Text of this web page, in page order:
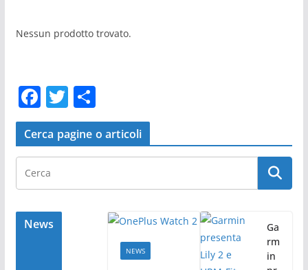
Nessun prodotto trovato.
F
a
c
e
b
o
o
T
w
itt
er
C
o
n
di
vi
di
Cerca pagine o articoli
News
NEWS
Ga
rm
in